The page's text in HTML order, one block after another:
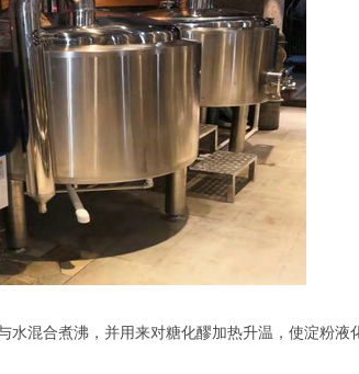
混合煮沸，并用来对糖化醪加热升温，使淀粉液